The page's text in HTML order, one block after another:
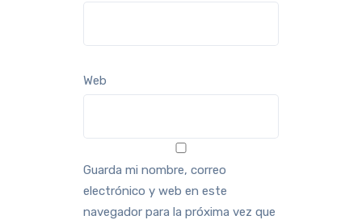
Web
Guarda mi nombre, correo
electrónico y web en este
navegador para la próxima vez que